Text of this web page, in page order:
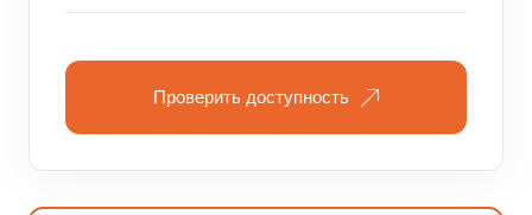
Проверить доступность